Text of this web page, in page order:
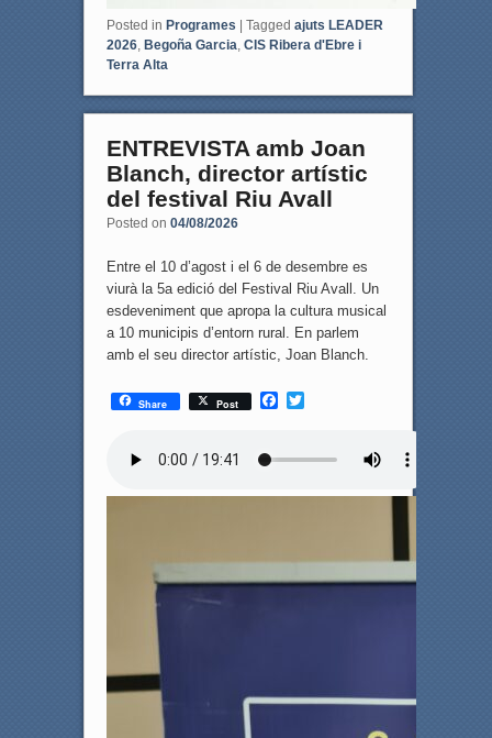
Posted in Programes Tagged ajuts LEADER
2026, Begoña Garcia, CIS Ribera d'Ebre i
Terra Alta
ENTREVISTA amb Joan
Blanch, director artístic
del festival Riu Avall
Posted on 04/08/2026
Entre el 10 d’agost i el 6 de desembre es
viurà la 5a edició del Festival Riu Avall. Un
esdeveniment que apropa la cultura musical
a 10 municipis d’entorn rural. En parlem
amb el seu director artístic, Joan Blanch.
Share Post
F
T